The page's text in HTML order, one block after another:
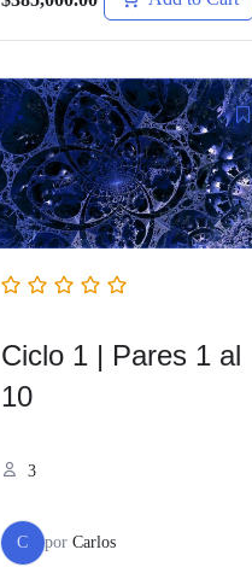
Ciclo 1 | Pares 1 al
10
3
C por Carlos